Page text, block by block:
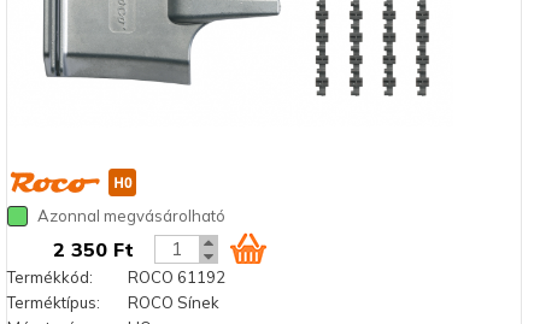
Azonnal megvásárolható
2 350 Ft
Termékkód:
ROCO 61192
Terméktípus:
ROCO Sínek